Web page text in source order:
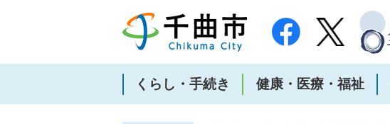
くらし・手続き 健康・医療・福祉